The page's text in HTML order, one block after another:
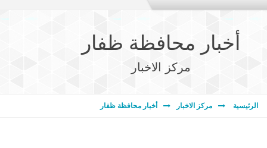
أخبار محافظة ظفار
مركز الاخبار
الرئيسية مركز الاخبار أخبار محافظة ظفار